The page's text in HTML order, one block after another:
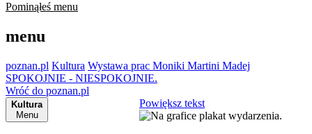
Pominąłeś menu
menu
poznan.pl Kultura Wystawa prac Moniki Martini Madej
SPOKOJNIE - NIESPOKOJNIE.
Wróć do poznan.pl
Kultura
Menu
Powiększ tekst